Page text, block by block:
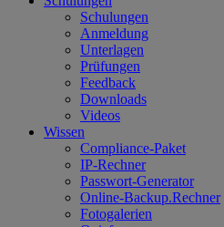
Schulungen
Anmeldung
Unterlagen
Prüfungen
Feedback
Downloads
Videos
Wissen
Compliance-Paket
IP-Rechner
Passwort-Generator
Online-Backup.Rechner
Fotogalerien